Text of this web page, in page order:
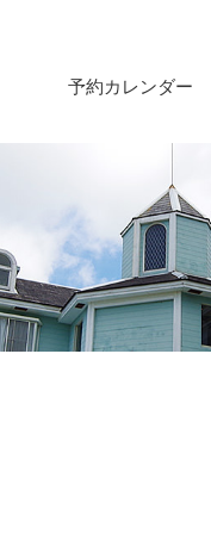
予約カレンダー